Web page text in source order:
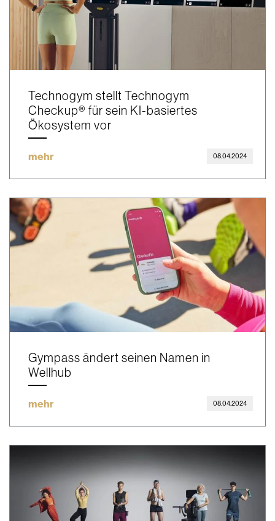
Technogym stellt Technogym
Checkup® für sein KI-basiertes
Ökosystem vor
mehr 08.04.2024
Gympass ändert seinen Namen in
Wellhub
mehr 08.04.2024